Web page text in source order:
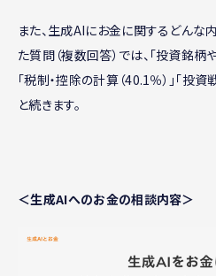
また、生成AIにお金に関するどんな
た質問（複数回答）では、「投資銘柄
「税制・控除の計算（40.1％）」「投
と続きます。
＜生成AIへのお金の相談内容＞